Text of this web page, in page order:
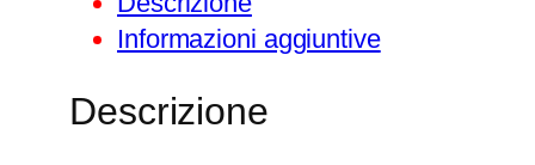
Informazioni aggiuntive
Descrizione